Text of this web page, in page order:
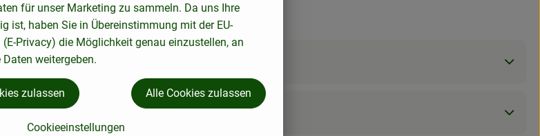
für unser Marketing zu sammeln. Da uns Ihre
ist, haben Sie in Übereinstimmung mit der EU-
Privacy) die Möglichkeit genau einzustellen, an
weitergeben.
Cookieeinstellungen
zulassen Alle Cookies zulassen